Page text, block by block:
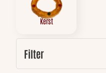
Kerst
Filter